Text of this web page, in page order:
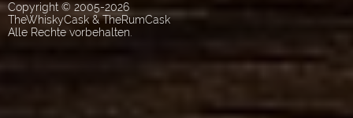
Copyright © 2005-2026
TheWhiskyCask & TheRumCask
Alle Rechte vorbehalten.